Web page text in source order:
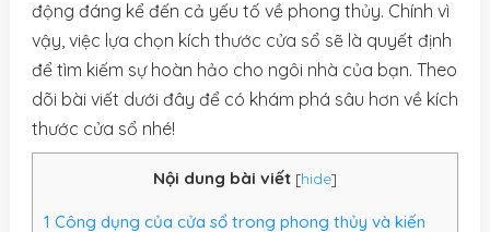
động đáng kể đến cả yếu tố về phong thủy. Chính vì
vậy, việc lựa chọn kích thước cửa sổ sẽ là quyết định
để tìm kiếm sự hoàn hảo cho ngôi nhà của bạn. Theo
dõi bài viết dưới đây để có khám phá sâu hơn về kích
thước cửa sổ nhé!
Nội dung bài viết [hide]
1 Công dụng của cửa sổ trong phong thủy và kiến